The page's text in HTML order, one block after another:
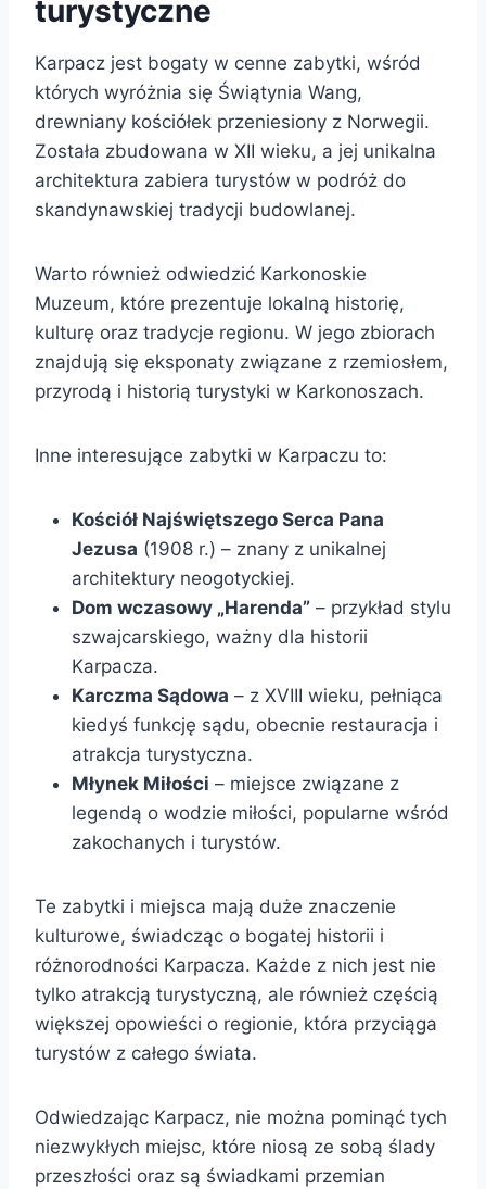
turystyczne
Karpacz jest bogaty w cenne zabytki, wśród
których wyróżnia się Świątynia Wang,
drewniany kościółek przeniesiony z Norwegii.
Została zbudowana w XII wieku, a jej unikalna
architektura zabiera turystów w podróż do
skandynawskiej tradycji budowlanej.
Warto również odwiedzić Karkonoskie
Muzeum, które prezentuje lokalną historię,
kulturę oraz tradycje regionu. W jego zbiorach
znajdują się eksponaty związane z rzemiosłem,
przyrodą i historią turystyki w Karkonoszach.
Inne interesujące zabytki w Karpaczu to:
Kościół Najświętszego Serca Pana
Jezusa (1908 r.) – znany z unikalnej
architektury neogotyckiej.
Dom wczasowy „Harenda” – przykład stylu
szwajcarskiego, ważny dla historii
Karpacza.
Karczma Sądowa – z XVIII wieku, pełniąca
kiedyś funkcję sądu, obecnie restauracja i
atrakcja turystyczna.
Młynek Miłości – miejsce związane z
legendą o wodzie miłości, popularne wśród
zakochanych i turystów.
Te zabytki i miejsca mają duże znaczenie
kulturowe, świadcząc o bogatej historii i
różnorodności Karpacza. Każde z nich jest nie
tylko atrakcją turystyczną, ale również częścią
większej opowieści o regionie, która przyciąga
turystów z całego świata.
Odwiedzając Karpacz, nie można pominąć tych
niezwykłych miejsc, które niosą ze sobą ślady
przeszłości oraz są świadkami przemian